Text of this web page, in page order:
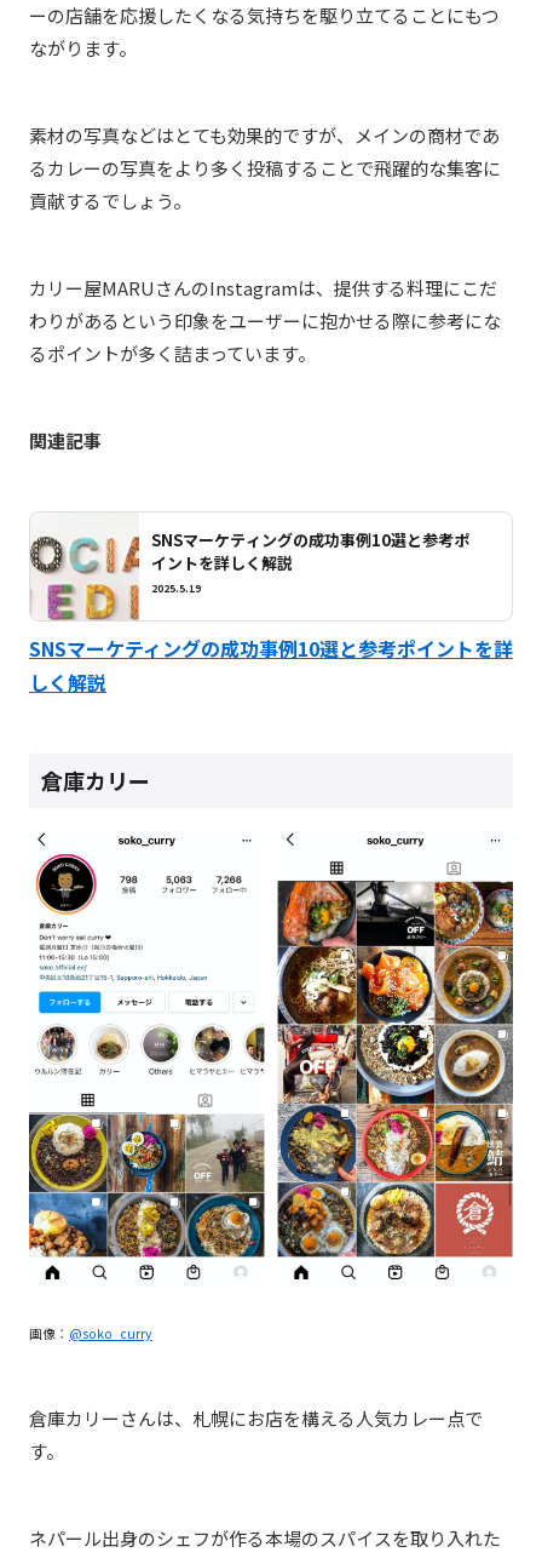
ーの店舗を応援したくなる気持ちを駆り立てることにもつ
ながります。
素材の写真などはとても効果的ですが、メインの商材であ
るカレーの写真をより多く投稿することで飛躍的な集客に
貢献するでしょう。
カリー屋MARUさんのInstagramは、提供する料理にこだ
わりがあるという印象をユーザーに抱かせる際に参考にな
るポイントが多く詰まっています。
関連記事
SNSマーケティングの成功事例10選と参考ポ
イントを詳しく解説
2025.5.19
SNSマーケティングの成功事例10選と参考ポイントを詳
しく解説
倉庫カリー
画像： @soko_curry
倉庫カリーさんは、札幌にお店を構える人気カレー点で
す。
ネパール出身のシェフが作る本場のスパイスを取り入れた